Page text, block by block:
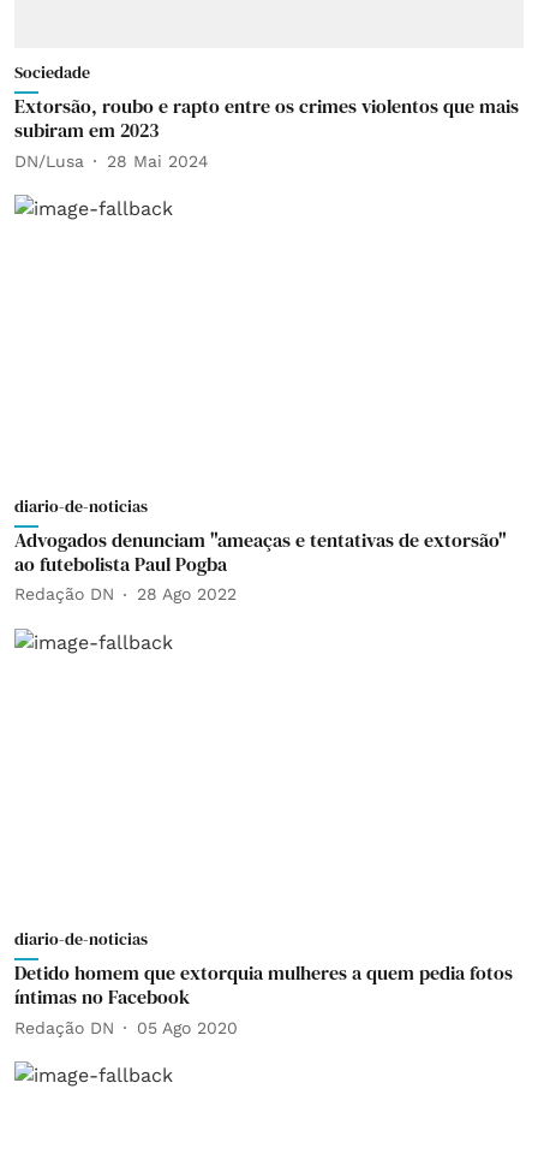
Sociedade
Extorsão, roubo e rapto entre os crimes violentos que mais
subiram em 2023
DN/Lusa 28 Mai 2024
diario-de-noticias
Advogados denunciam "ameaças e tentativas de extorsão"
ao futebolista Paul Pogba
Redação DN 28 Ago 2022
diario-de-noticias
Detido homem que extorquia mulheres a quem pedia fotos
íntimas no Facebook
Redação DN 05 Ago 2020